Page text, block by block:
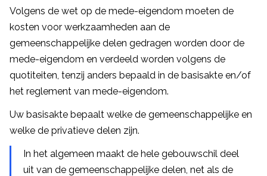
Volgens de wet op de mede-eigendom moeten de
kosten voor werkzaamheden aan de
gemeenschappelijke delen gedragen worden door de
mede-eigendom en verdeeld worden volgens de
quotiteiten, tenzij anders bepaald in de basisakte en/of
het reglement van mede-eigendom.
Uw basisakte bepaalt welke de gemeenschappelijke en
welke de privatieve delen zijn.
In het algemeen maakt de hele gebouwschil deel
uit van de gemeenschappelijke delen, net als de